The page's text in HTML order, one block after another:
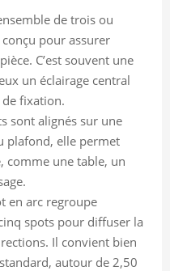
de trois ou
pour assurer
C’est souvent une
un éclairage central
fixation.
sont alignés sur une
plafond, elle permet
comme une table, un
en arc regroupe
spots pour diffuser la
Il convient bien
autour de 2,50